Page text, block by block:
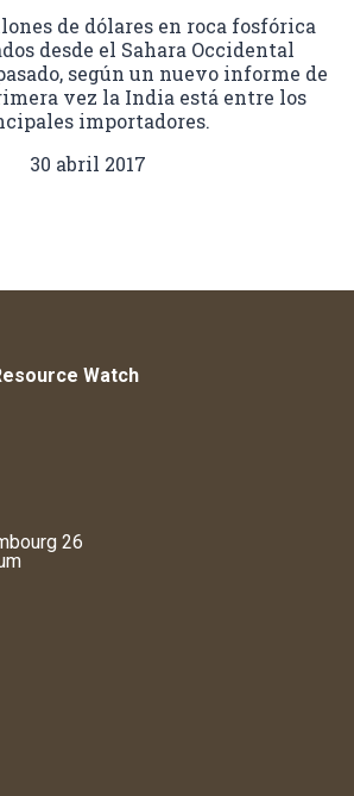
de dólares en roca fosfórica
desde el Sahara Occidental
según un nuevo informe de
vez la India está entre los
importadores.
30 abril 2017
Watch
26